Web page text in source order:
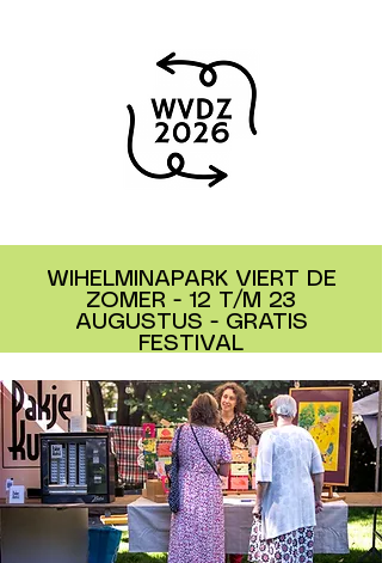
WIHELMINAPARK VIERT DE
ZOMER - 12 T/M 23
AUGUSTUS - GRATIS
FESTIVAL